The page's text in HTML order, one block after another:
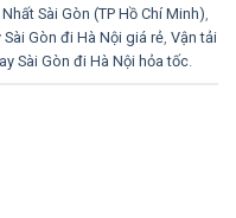
Sài Gòn (TP Hồ Chí Minh),
Sài Gòn đi Hà Nội giá rẻ, Vận tải
Sài Gòn đi Hà Nội hỏa tốc.